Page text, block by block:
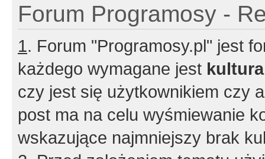
Forum Programosy -
1. Forum "Programosy.pl" jest
każdego wymagane jest
czy jest się użytkownikiem czy
post ma na celu wyśmiewanie
wskazujące najmniejszy brak